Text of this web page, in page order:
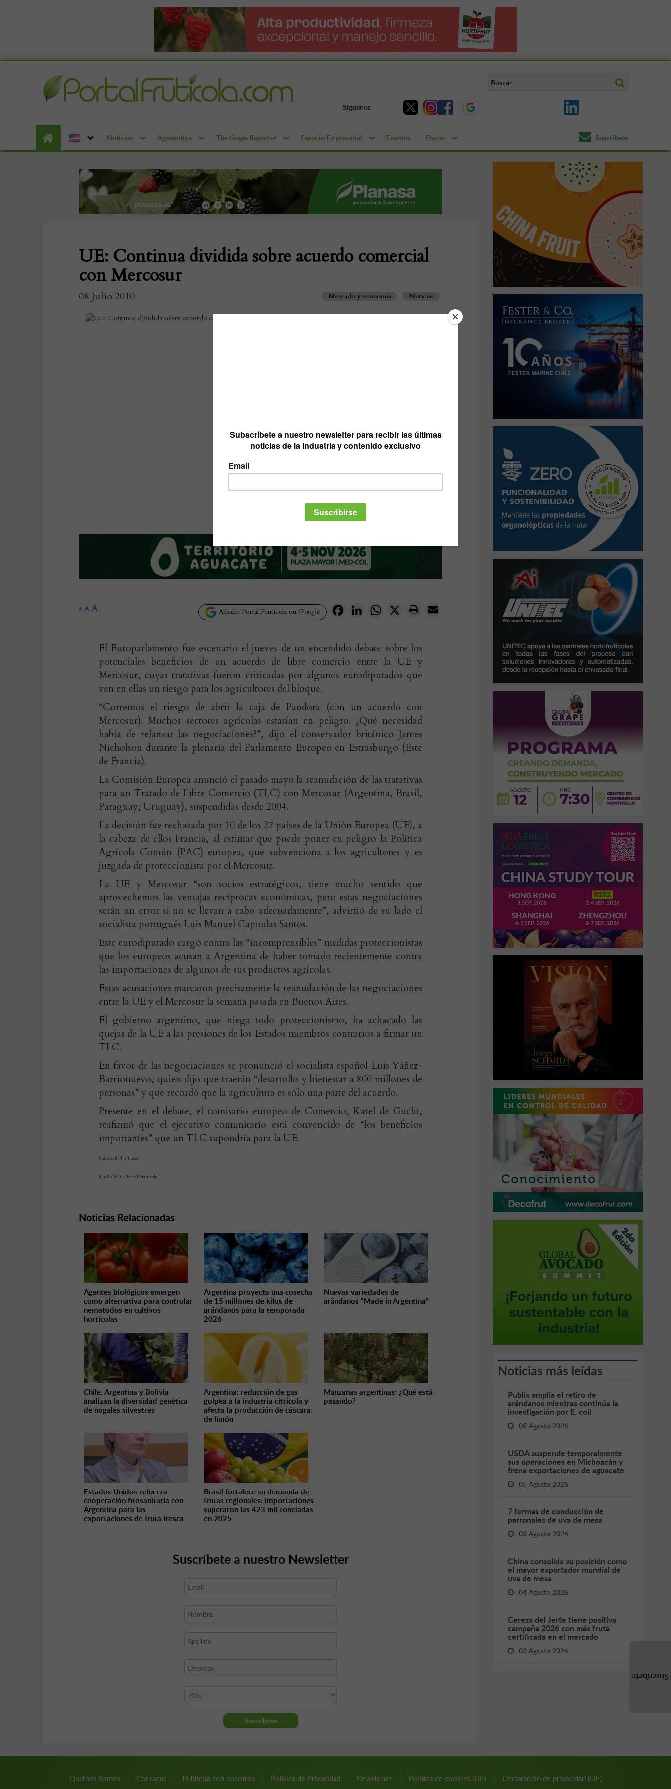
Síguenos
Noticias Agronotips The Grape Reporter Espacio Empresarial Eventos Frutas Suscríbete
UE: Continua dividida sobre acuerdo comercial
con Mercosur
08 Julio 2010 Mercado y economia Noticias
Añadir Portal Frutícola en Google FacebookLinkedInWhatsApp
X
A A A
El Europarlamento fue escenario el jueves de un encendido debate sobre los
potenciales beneficios de un acuerdo de libre comercio entre la UE y
Mercosur, cuyas tratativas fueron criticadas por algunos eurodiputados que
ven en ellas un riesgo para los agricultores del bloque.
“Corremos el riesgo de abrir la caja de Pandora (con un acuerdo con
Mercosur). Muchos sectores agrícolas estarían en peligro. ¿Qué necesidad
había de relanzar las negociaciones?”, dijo el conservador británico James
Nicholson durante la plenaria del Parlamento Europeo en Estrasburgo (Este
de Francia).
La Comisión Europea anunció el pasado mayo la reanudación de las tratativas
para un Tratado de Libre Comercio (TLC) con Mercosur (Argentina, Brasil,
Paraguay, Uruguay), suspendidas desde 2004.
La decisión fue rechazada por 10 de los 27 países de la Unión Europea (UE), a
la cabeza de ellos Francia, al estimar que puede poner en peligro la Política
Agrícola Común (PAC) europea, que subvenciona a los agricultores y es
juzgada de proteccionista por el Mercosur.
La UE y Mercosur “son socios estratégicos, tiene mucho sentido que
aprovechemos las ventajas recíprocas económicas, pero estas negociaciones
serán un error si no se llevan a cabo adecuadamente”, advirtió de su lado el
socialista portugués Luis Manuel Capoulas Santos.
Este eurodiputado cargó contra las “incomprensibles” medidas proteccionistas
que los europeos acusan a Argentina de haber tomado recientemente contra
las importaciones de algunos de sus productos agrícolas.
Estas acusaciones marcaron precisamente la reanudación de las negociaciones
entre la UE y el Mercosur la semana pasada en Buenos Aires.
El gobierno argentino, que niega todo proteccionismo, ha achacado las
quejas de la UE a las presiones de los Estados miembros contrarios a firmar un
TLC.
En favor de las negociaciones se pronunció el socialista español Luis Yáñez-
Barrionuevo, quien dijo que traerán “desarrollo y bienestar a 800 millones de
personas” y que recordó que la agricultura es sólo una parte del acuerdo.
Presente en el debate, el comisario europeo de Comercio, Karel de Gucht,
reafirmó que el ejecutivo comunitario está convencido de “los beneficios
importantes” que un TLC supondría para la UE.
Fuente: Radio Trece
8.julio.2010 - Portal Fruticola
Noticias Relacionadas
Agentes biológicos emergen
como alternativa para controlar
nematodos en cultivos
hortícolas
Argentina proyecta una cosecha
de 15 millones de kilos de
arándanos para la temporada
2026
Nuevas variedades de
arándanos “Made in Argentina”
Chile, Argentina y Bolivia
analizan la diversidad genética
de nogales silvestres
Argentina: reducción de gas
golpea a la industria citrícola y
afecta la producción de cáscara
de limón
Manzanas argentinas: ¿Qué está
pasando?
Estados Unidos refuerza
cooperación fitosanitaria con
Argentina para las
exportaciones de fruta fresca
Brasil fortalece su demanda de
frutas regionales: importaciones
superaron las 423 mil toneladas
en 2025
Suscríbete a nuestro Newsletter
Noticias más leídas
Publix amplía el retiro de
arándanos mientras continúa la
investigación por E. coli
05 Agosto 2026
USDA suspende temporalmente
sus operaciones en Michoacán y
frena exportaciones de aguacate
05 Agosto 2026
7 formas de conducción de
parronales de uva de mesa
03 Agosto 2026
China consolida su posición como
el mayor exportador mundial de
uva de mesa
04 Agosto 2026
Cereza del Jerte tiene positiva
campaña 2026 con más fruta
certificada en el mercado
03 Agosto 2026
Quiénes Somos Contacto Publicita con nosotros Política de Privacidad Newsletter Política de cookies (UE) Declaración de privacidad (UE)
Suscríbete